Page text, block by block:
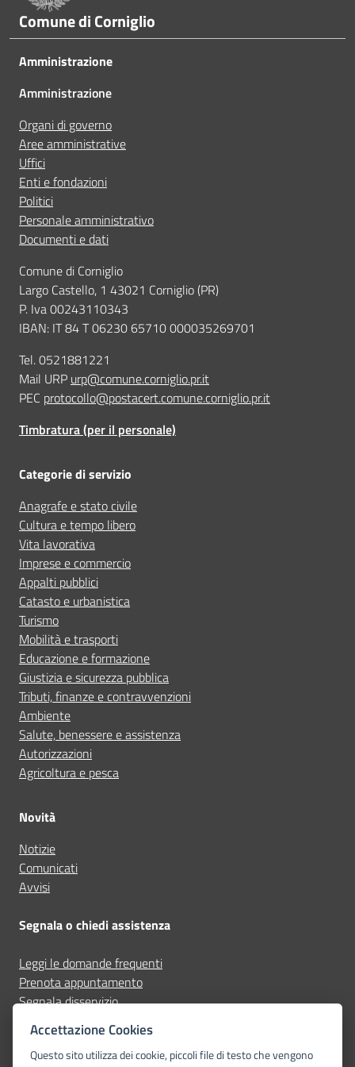
A volte non capivo se stavo procedendo
Ho avuto problemi tecnici
Altro
Comune di Corniglio
Amministrazione
Amministrazione
Organi di governo
Aree amministrative
Uffici
Enti e fondazioni
Politici
Personale amministrativo
Documenti e dati
Comune di Corniglio
Largo Castello, 1 43021 Corniglio (PR)
P. Iva 00243110343
IBAN: IT 84 T 06230 65710 000035269701
Tel. 0521881221
Mail URP urp@comune.corniglio.pr.it
PEC protocollo@postacert.comune.corniglio.pr.it
Timbratura (per il personale)
Categorie di servizio
Anagrafe e stato civile
Cultura e tempo libero
Vita lavorativa
Imprese e commercio
Appalti pubblici
Catasto e urbanistica
Turismo
Mobilità e trasporti
Educazione e formazione
Giustizia e sicurezza pubblica
Tributi, finanze e contravvenzioni
Ambiente
Salute, benessere e assistenza
Autorizzazioni
Agricoltura e pesca
Novità
Notizie
Comunicati
Avvisi
Segnala o chiedi assistenza
Leggi le domande frequenti
Prenota appuntamento
Segnala disservizio
Accettazione Cookies
Questo sito utilizza dei cookie, piccoli file di testo che vengono